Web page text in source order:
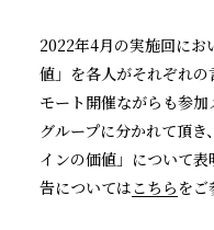
2022年4月の実施回にお
値」を各人がそれぞれ
モート開催ながらも参
グループに分かれて頂
インの価値」について表
告については こちら をご